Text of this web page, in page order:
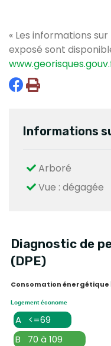
« Les informations
exposé sont
Informations
Arboré
Vue : dégagée
Diagnostic de
(DPE)
Consomation énergétique
Logement économe
A <=69
B 70 à 109